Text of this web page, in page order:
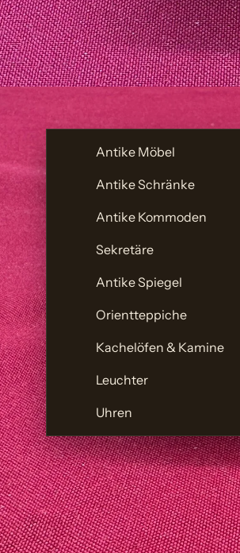
Antike Möbel
Antike Schränke
Antike Kommoden
Sekretäre
Antike Spiegel
Orientteppiche
Kachelöfen & Kamine
Leuchter
Uhren